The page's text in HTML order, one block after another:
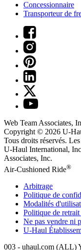
Concessionnaire
Transporteur de
Web Team Associates,
Copyright © 2026 U-
Tous droits réservés.
U-Haul International,
Associates, Inc.
Air-Cushioned Ride®
Arbitrage
Politique de
Modalités
Politique de
Ne pas vendre ni
U-Haul
003 - uhaul.com (ALL)